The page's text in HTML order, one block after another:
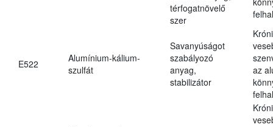
térfogatnövelő
szer
E522
Alumínium-kálium-
szulfát
Savanyúságot
szabályozó
anyag,
stabilizátor
az